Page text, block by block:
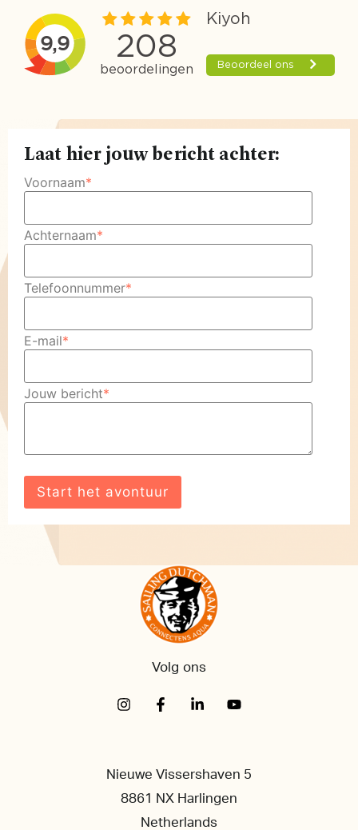
Laat hier jouw bericht achter:
Voornaam*
Achternaam*
Telefoonnummer*
E-mail*
Jouw bericht*
Volg ons
Nieuwe Vissershaven 5
8861 NX Harlingen
Netherlands